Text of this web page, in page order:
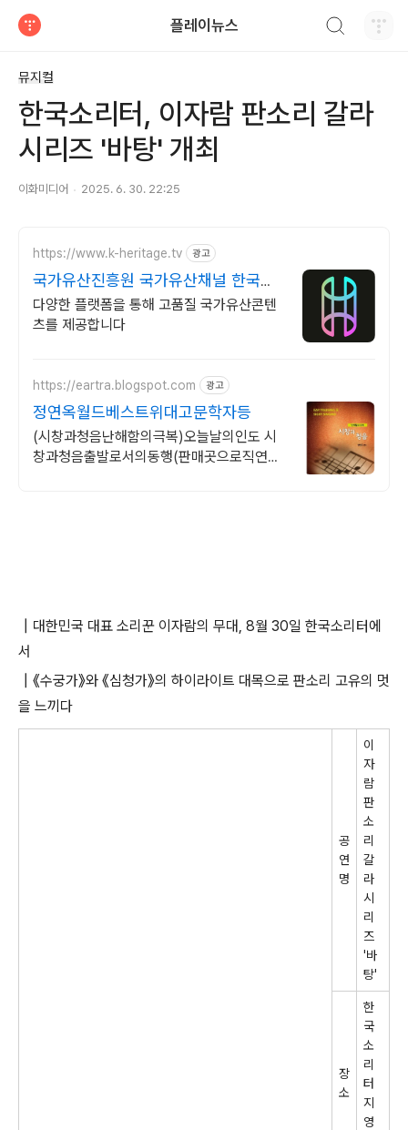
플레이뉴스
뮤지컬
한국소리터, 이자람 판소리 갈라
시리즈 '바탕' 개최
이화미디어 2025. 6. 30. 22:25
https://www.k-heritage.tv 광고
국가유산진흥원 국가유산채널 한국의
세계유산 영상
다양한 플랫폼을 통해 고품질 국가유산콘텐
츠를 제공합니다
https://eartra.blogspot.com 광고
정연옥월드베스트위대고문학자등
(시창과청음난해함의극복)오늘날의인도 시
창과청음출발로서의동행(판매곳으로직연
┃대한민국 대표 소리꾼 이자람의 무대, 8월 30일 한국소리터에
서
┃《수궁가》와 《심청가》의 하이라이트 대목으로 판소리 고유의 멋
을 느끼다
공
연
명
이
자
람
판
소
리
갈
라
시
리
즈
'바
탕'
장
소
한
국
소
리
터
지
영